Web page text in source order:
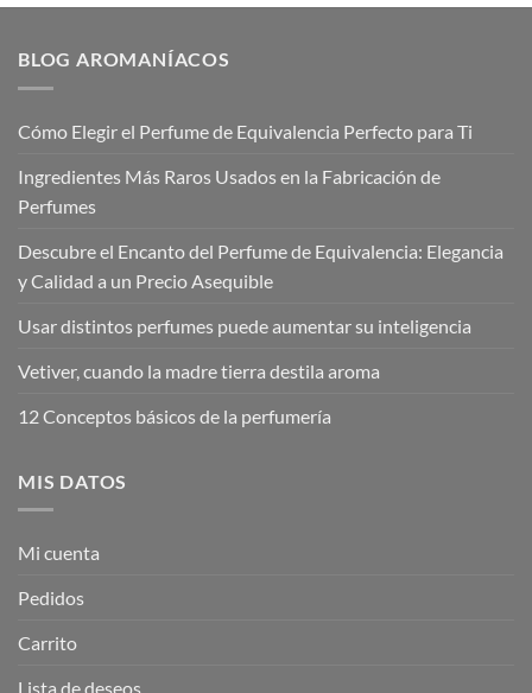
BLOG AROMANÍACOS
Cómo Elegir el Perfume de Equivalencia Perfecto para Ti
Ingredientes Más Raros Usados en la Fabricación de
Perfumes
Descubre el Encanto del Perfume de Equivalencia: Elegancia
y Calidad a un Precio Asequible
Usar distintos perfumes puede aumentar su inteligencia
Vetiver, cuando la madre tierra destila aroma
12 Conceptos básicos de la perfumería
MIS DATOS
Mi cuenta
Pedidos
Carrito
Lista de deseos